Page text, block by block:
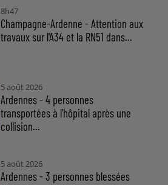
8h47
Champagne-Ardenne - Attention aux
travaux sur l'A34 et la RN51 dans...
5 août 2026
Ardennes - 4 personnes
transportées à l'hôpital après une
collision...
5 août 2026
Ardennes - 3 personnes blessées